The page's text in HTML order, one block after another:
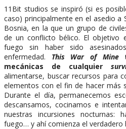
11Bit studios se inspiró (si es
caso) principalmente en el asedio a
Bosnia, en la que un grupo de
de un conflicto bélico. El objetivo
fuego sin haber sido
enfermedad. This War of Mine
mecánicas de cualquier
alimentarse, buscar recursos para
elementos con el fin de hacer más
Durante el día, permanecemos
descansamos, cocinamos e
nuestras incursiones nocturnas:
fuego… y ahí comienza el verdadero